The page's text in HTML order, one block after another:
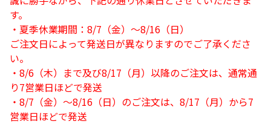
す。
・夏季休業期間：8/7（金）～8/16（日）
ご注文日によって発送日が異なりますのでご了承くださ
い。
・8/6（木）まで及び8/17（月）以降のご注文は、通常通
り7営業日ほどで発送
・8/7（金）～8/16（日）のご注文は、8/17（月）から7
営業日ほどで発送